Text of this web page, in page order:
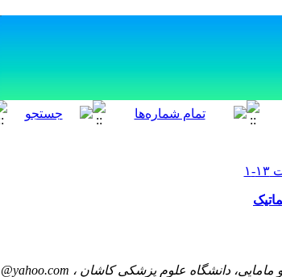
دانشگاه علوم پزشکی کاشان ،